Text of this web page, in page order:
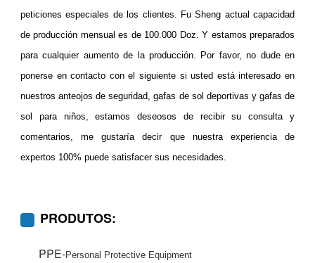
peticiones especiales de los clientes. Fu Sheng actual capacidad
de producción mensual es de 100.000 Doz. Y estamos preparados
para cualquier aumento de la producción. Por favor, no dude en
ponerse en contacto con el siguiente si usted está interesado en
nuestros anteojos de seguridad, gafas de sol deportivas y gafas de
sol para niños, estamos deseosos de recibir su consulta y
comentarios, me gustaría decir que nuestra experiencia de
expertos 100% puede satisfacer sus necesidades.
PRODUTOS:
PPE-Personal Protective Equipment